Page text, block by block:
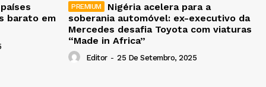
barato em
Nigéria acelera para a
soberania automóvel: ex-executivo da
Mercedes desafia Toyota com viaturas
“Made in Africa”
Editor - 25 De Setembro, 2025